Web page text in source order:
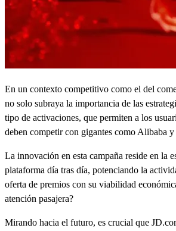
En un contexto competitivo como el del
no solo subraya la importancia de las
tipo de activaciones, que permiten a los
deben competir con gigantes como Alibaba
La innovación en esta campaña reside en la
plataforma día tras día, potenciando la
oferta de premios con su viabilidad
atención pasajera?
Mirando hacia el futuro, es crucial que